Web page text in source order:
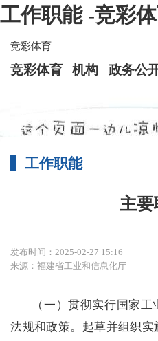
工作职能 -竞彩
竞彩体育
竞彩体育 机构 政务公
工作职能
主要
发布时间：2025-02-27 15:16
来源：福建省工业和信息化厅
（一）贯彻实行国家工
法规和政策。起草并组织